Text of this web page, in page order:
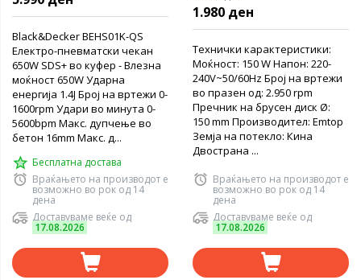
Black&Decker BEHS01K-QS
Електро-пневматски чекан
650W SDS+ во куфер - Влезна
моќност 650W Ударна
енергија 1.4Ј Број на вртежи 0-
1600rpm Удари во минута 0-
5600bpm Макс. дупчење во
бетон 16mm Макс. д...
Бесплатна достава
Враќањето на производот е
возможно во рок од 14
дена
Доставуваме веќе од
17.08.2026
1.980 ден
Технички карактеристики:
Моќност: 150 W Напон: 220-
240V~50/60Hz Број на вртежи
во празен од: 2.950 rpm
Пречник на брусен диск Ø:
150 mm Производител: Emtop
Земја на потекло: Кина
Двострана ...
Враќањето на производот е
возможно во рок од 14
дена
Доставуваме веќе од
17.08.2026